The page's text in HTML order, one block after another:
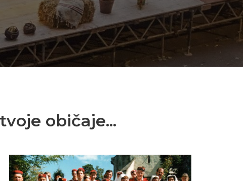
običaje...